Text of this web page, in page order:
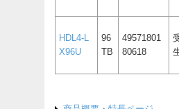
HDL4-L
X96U
96
TB
49571801
80618